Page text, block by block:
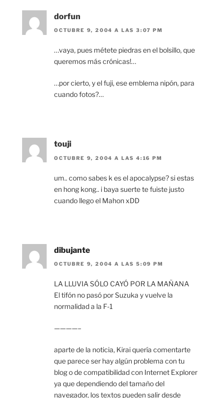
dorfun
OCTUBRE 9, 2004 A LAS 3:07 PM
…vaya, pues métete piedras en el bolsillo, que
queremos más crónicas!…
…por cierto, y el fuji, ese emblema nipón, para
cuando fotos?…
touji
OCTUBRE 9, 2004 A LAS 4:16 PM
um.. como sabes k es el apocalypse? si estas
en hong kong.. i baya suerte te fuiste justo
cuando llego el Mahon xDD
dibujante
OCTUBRE 9, 2004 A LAS 5:09 PM
LA LLUVIA SÓLO CAYÓ POR LA MAÑANA
El tifón no pasó por Suzuka y vuelve la
normalidad a la F-1
————–
aparte de la noticia, Kirai quería comentarte
que parece ser hay algún problema con tu
blog o de compatibilidad con Internet Explorer
ya que dependiendo del tamaño del
navegador, los textos pueden salir desde